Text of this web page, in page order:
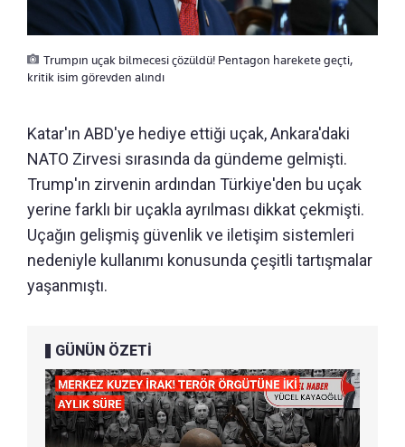
Trumpın uçak bilmecesi çözüldü! Pentagon harekete geçti,
kritik isim görevden alındı
Katar'ın ABD'ye hediye ettiği uçak, Ankara'daki
NATO Zirvesi sırasında da gündeme gelmişti.
Trump'ın zirvenin ardından Türkiye'den bu uçak
yerine farklı bir uçakla ayrılması dikkat çekmişti.
Uçağın gelişmiş güvenlik ve iletişim sistemleri
nedeniyle kullanımı konusunda çeşitli tartışmalar
yaşanmıştı.
GÜNÜN ÖZETİ